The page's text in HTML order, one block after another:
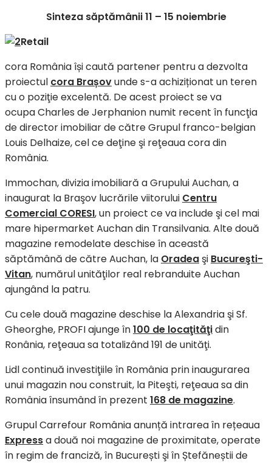
Sinteza săptămânii 11 – 15 noiembrie
Retail
cora România își caută partener pentru a dezvolta
proiectul cora Brașovunde s-a achiziționat un teren
cu o poziţie excelentă. De acest proiect se va
ocupa Charles de Jerphanion numit recent în funcţia
de director imobiliar de către Grupul franco-belgian
Louis Delhaize, cel ce deţine şi reţeaua cora din
România.
Immochan, divizia imobiliară a Grupului Auchan, a
inaugurat la Braşov lucrările viitorului Centru
Comercial CORESI, un proiect ce va include şi cel mai
mare hipermarket Auchan din Transilvania. Alte două
magazine remodelate deschise în această
săptămână de către Auchan, la Oradea şi Bucureşti-
Vitan, numărul unităţilor real rebranduite Auchan
ajungând la patru.
Cu cele două magazine deschise la Alexandria şi Sf.
Gheorghe, PROFI ajunge în100 de locaţităţidin
Ronânia, reţeaua sa totalizând 191 de unităţi.
Lidl continuă investiţiile în România prin inaugurarea
unui magazin nou construit, la Piteşti, reţeaua sa din
România însumând în prezent 168 de magazine.
Grupul Carrefour România anunță intrarea în rețeaua
Expressa două noi magazine de proximitate, operate
în regim de franciză, în București şi în Ștefăneștii de